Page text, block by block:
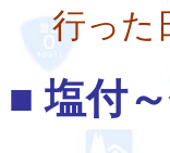
行った
■ 塩付